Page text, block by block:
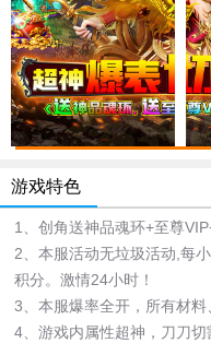
游戏特色
1、创角送神品魂环+至尊
2、本服活动无垃圾活动,每
积分。激情24小时！
3、本服爆率全开，所有材料
4、游戏内属性超神，刀刀